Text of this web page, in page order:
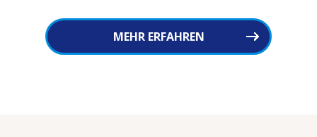
MEHR ERFAHREN